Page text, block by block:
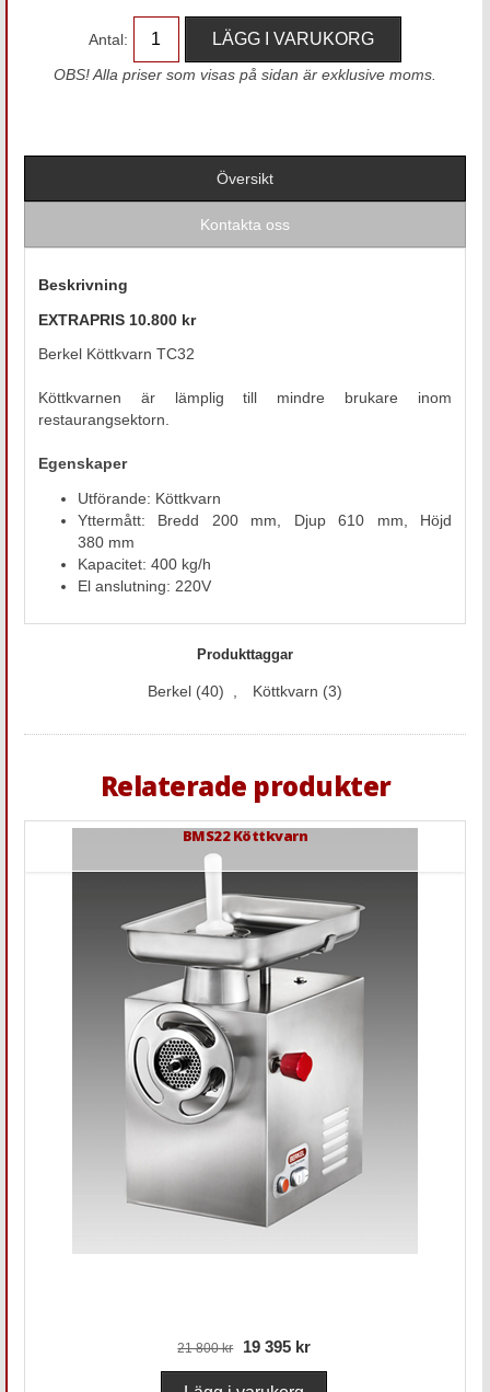
Antal:
OBS! Alla priser som visas på sidan är exklusive moms.
Översikt
Kontakta oss
Beskrivning
EXTRAPRIS 10.800 kr
Berkel Köttkvarn TC32
Köttkvarnen är lämplig till mindre brukare inom
restaurangsektorn.
Egenskaper
Utförande: Köttkvarn
Yttermått: Bredd 200 mm, Djup 610 mm, Höjd
380 mm
Kapacitet: 400 kg/h
El anslutning: 220V
Produkttaggar
Berkel (40) Köttkvarn (3)
Relaterade produkter
BMS22 Köttkvarn
21 800 kr 19 395 kr